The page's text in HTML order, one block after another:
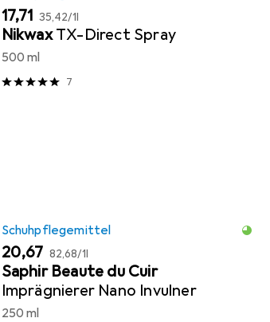
EUR
17,71 EUR
35,42/1l
Nikwax TX-Direct Spray
500 ml
7
Schuhpflegemittel
EUR
20,67 EUR
82,68/1l
Saphir Beaute du Cuir
Imprägnierer Nano Invulner
250 ml